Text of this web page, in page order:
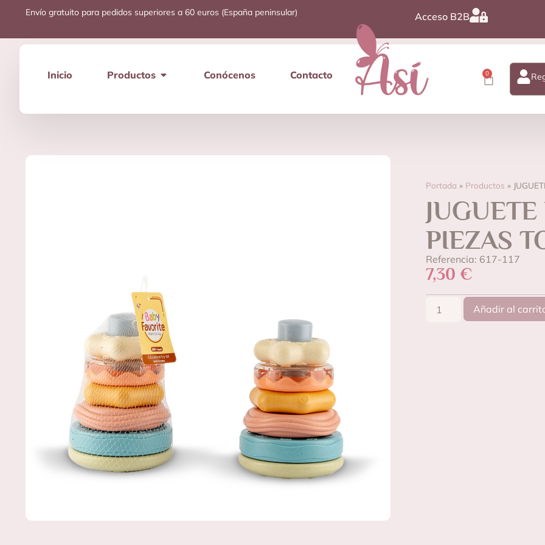
Envío gratuito para pedidos superiores a 60 euros (España peninsular) Acceso B2B
Inicio Productos Conócenos Contacto 0
Portada » Productos »
PIEZAS
Referencia: 617-117
7,30 €
Añadir al